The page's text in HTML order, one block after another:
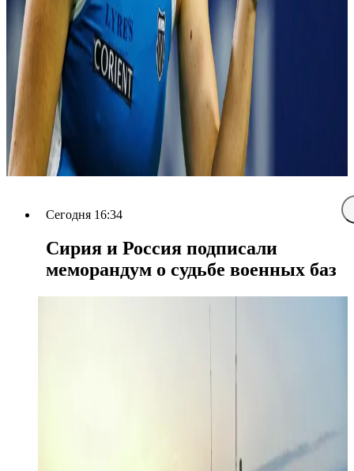
Сегодня 16:34
Сирия и Россия подписали
меморандум о судьбе военных баз